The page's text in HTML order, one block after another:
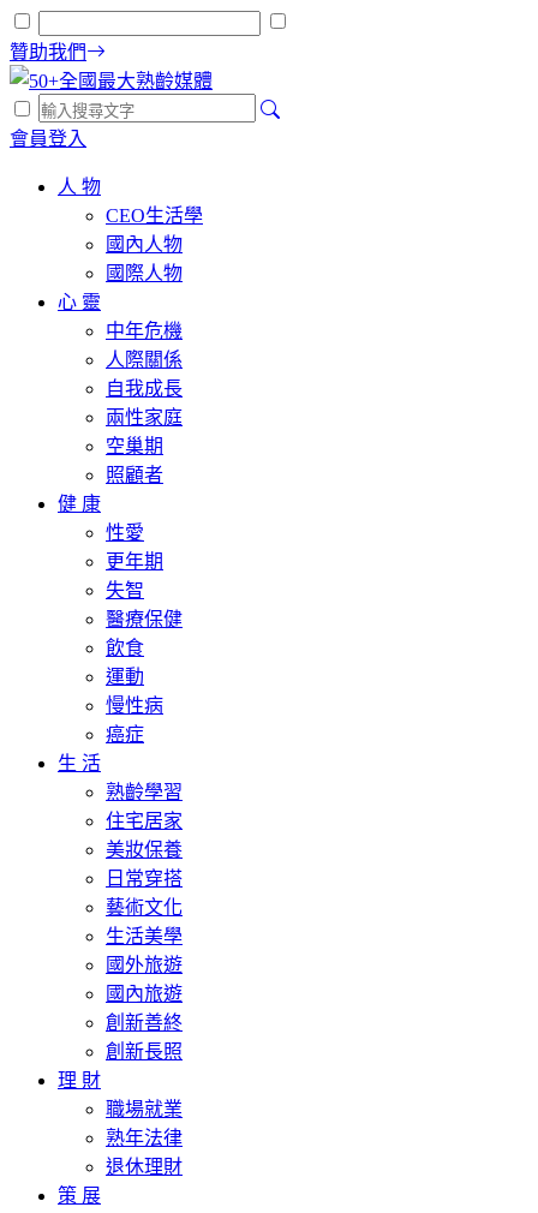
贊助我們
會員登入
人 物
CEO生活學
國內人物
國際人物
心 靈
中年危機
人際關係
自我成長
兩性家庭
空巢期
照顧者
健 康
性愛
更年期
失智
醫療保健
飲食
運動
慢性病
癌症
生 活
熟齡學習
住宅居家
美妝保養
日常穿搭
藝術文化
生活美學
國外旅遊
國內旅遊
創新善終
創新長照
理 財
職場就業
熟年法律
退休理財
策 展